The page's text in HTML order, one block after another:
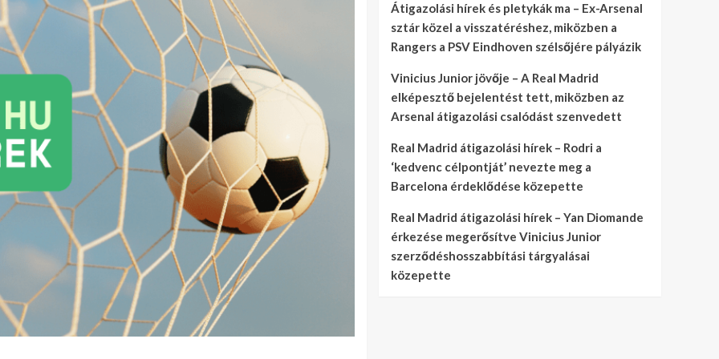
Átigazolási hírek és pletykák ma – Ex-Arsenal
sztár közel a visszatéréshez, miközben a
Rangers a PSV Eindhoven szélsőjére pályázik
Vinicius Junior jövője – A Real Madrid
elképesztő bejelentést tett, miközben az
Arsenal átigazolási csalódást szenvedett
Real Madrid átigazolási hírek – Rodri a
‘kedvenc célpontját’ nevezte meg a
Barcelona érdeklődése közepette
Real Madrid átigazolási hírek – Yan Diomande
érkezése megerősítve Vinicius Junior
szerződéshosszabbítási tárgyalásai
közepette